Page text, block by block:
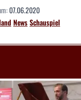
07.06.2020
NewsSchauspiel